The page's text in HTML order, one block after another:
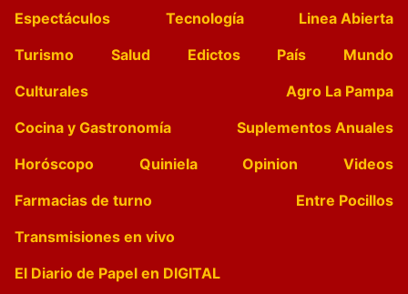
Espectáculos
Tecnología
Linea Abierta
Turismo
Salud Edictos País
Mundo
Culturales
Agro La Pampa
Cocina y Gastronomía
Suplementos Anuales
Horóscopo
Quiniela Opinion
Videos
Farmacias de turno
Entre Pocillos
Transmisiones en vivo
El Diario de Papel en DIGITAL